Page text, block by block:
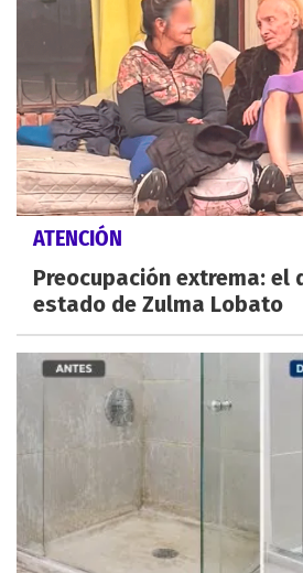
ATENCIÓN
Preocupación extrema: el
estado de Zulma Lobato